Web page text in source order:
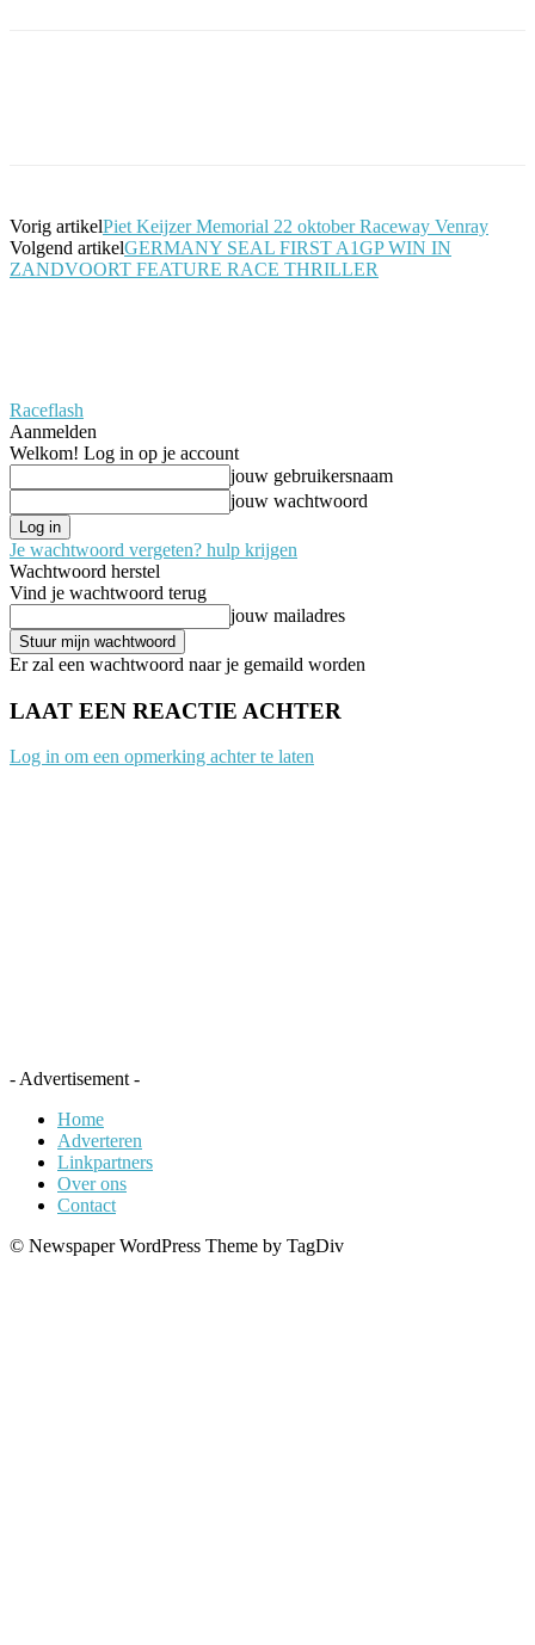
Vorig artikelPiet Keijzer Memorial 22 oktober Raceway Venray
Volgend artikelGERMANY SEAL FIRST A1GP WIN IN
ZANDVOORT FEATURE RACE THRILLER
Raceflash
Aanmelden
Welkom! Log in op je account
jouw gebruikersnaam
jouw wachtwoord
Je wachtwoord vergeten? hulp krijgen
Wachtwoord herstel
Vind je wachtwoord terug
jouw mailadres
Er zal een wachtwoord naar je gemaild worden
LAAT EEN REACTIE ACHTER
Log in om een opmerking achter te laten
- Advertisement -
Home
Adverteren
Linkpartners
Over ons
Contact
© Newspaper WordPress Theme by TagDiv